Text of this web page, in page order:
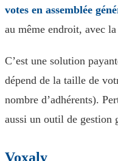
votes en assemblée
au même endroit, avec
C’est une solution
dépend de la taille de
nombre d’adhérents).
aussi un outil de gestion
Voxaly